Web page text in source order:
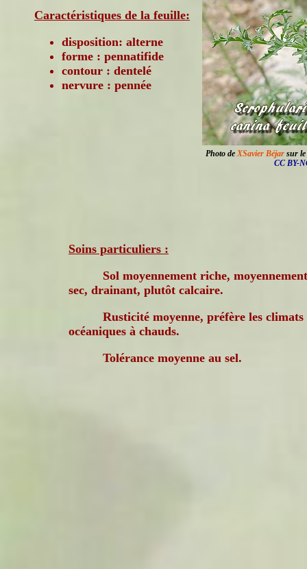
Photo de XSavier Béjar sur
CC BY-
Caractéristiques de la feuille:
disposition: alterne
forme : pennatifide
contour : dentelé
nervure : pennée
Soins particuliers :
Sol moyennement riche,
sec, drainant, plutôt calcaire.
Rusticité moyenne, préfère les climats
océaniques à chauds.
Tolérance moyenne au sel.